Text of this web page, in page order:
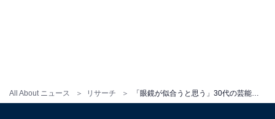
All About ニュース リサーチ